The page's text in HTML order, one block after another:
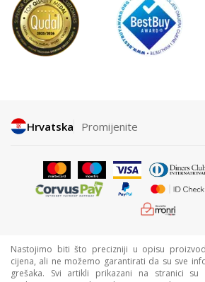
Hrvatska Promijenite
Nastojimo biti što precizniji u opisu
cijena, ali ne možemo garantirati da su sve
grešaka. Svi artikli prikazani na stranici